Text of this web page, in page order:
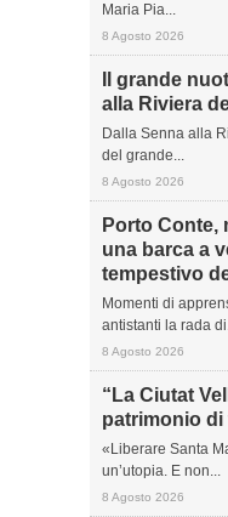
Maria Pia...
8 Agosto 2026
Il grande
alla Riviera
Dalla Senna alla
del grande...
8 Agosto 2026
Porto Conte,
una barca a
tempestivo
Momenti di
antistanti la rada
8 Agosto 2026
“La Ciutat
patrimonio di
«Liberare Santa
un’utopia. E non...
8 Agosto 2026